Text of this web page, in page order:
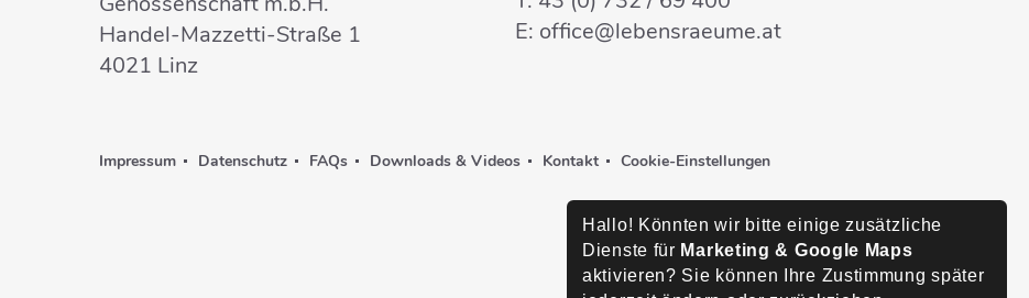
Handel-Mazzetti-Straße 1
4021 Linz
E: office@lebensraeume.at
Impressum Datenschutz FAQs Downloads & Videos Kontakt Cookie-Einstellungen
Hallo! Könnten wir bitte einige zusätzliche
Dienste für Marketing & Google Maps
aktivieren? Sie können Ihre Zustimmung später